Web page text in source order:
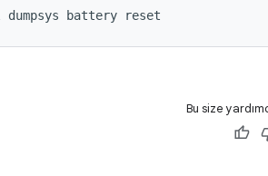
dumpsys battery reset
Bu size